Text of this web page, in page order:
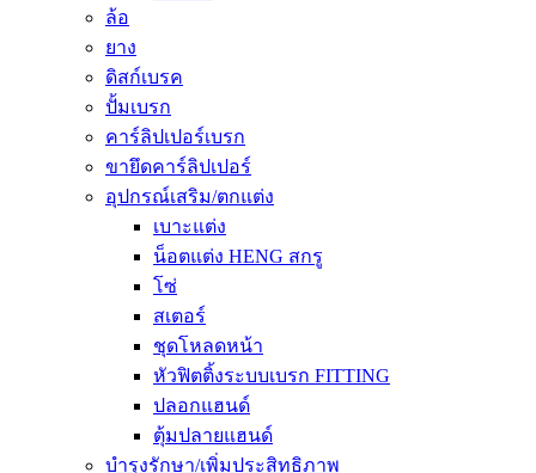
ล้อ
ยาง
ดิสก์เบรค
ปั้มเบรก
คาร์ลิปเปอร์เบรก
ขายึดคาร์ลิปเปอร์
อุปกรณ์เสริม/ตกแต่ง
เบาะแต่ง
น็อตแต่ง HENG สกรู
โซ่
สเตอร์
ชุดโหลดหน้า
หัวฟิตติ้งระบบเบรก FITTING
ปลอกแฮนด์
ตุ้มปลายแฮนด์
บำรุงรักษา/เพิ่มประสิทธิภาพ